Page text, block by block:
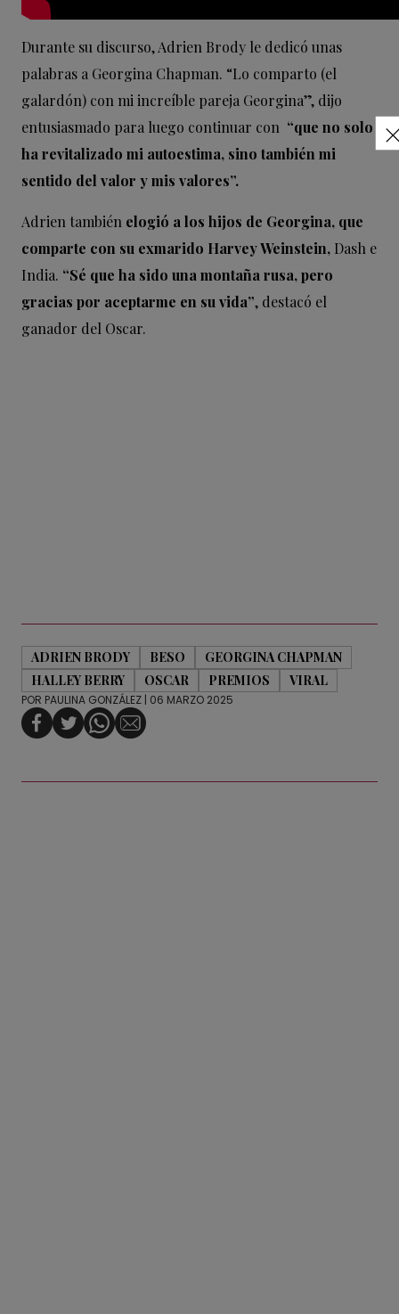
Durante su discurso, Adrien Brody le dedicó unas
palabras a Georgina Chapman. “Lo comparto (el
galardón) con mi increíble pareja Georgina”, dijo
entusiasmado para luego continuar con “que no solo
ha revitalizado mi autoestima, sino también mi
sentido del valor y mis valores”.
Adrien también elogió a los hijos de Georgina, que
comparte con su exmarido Harvey Weinstein, Dash e
India. “Sé que ha sido una montaña rusa, pero
gracias por aceptarme en su vida”, destacó el
ganador del Oscar.
ADRIEN BRODY BESO
GEORGINA CHAPMAN
HALLEY BERRY
OSCAR PREMIOS VIRAL
POR PAULINA GONZÁLEZ | 06 MARZO 2025